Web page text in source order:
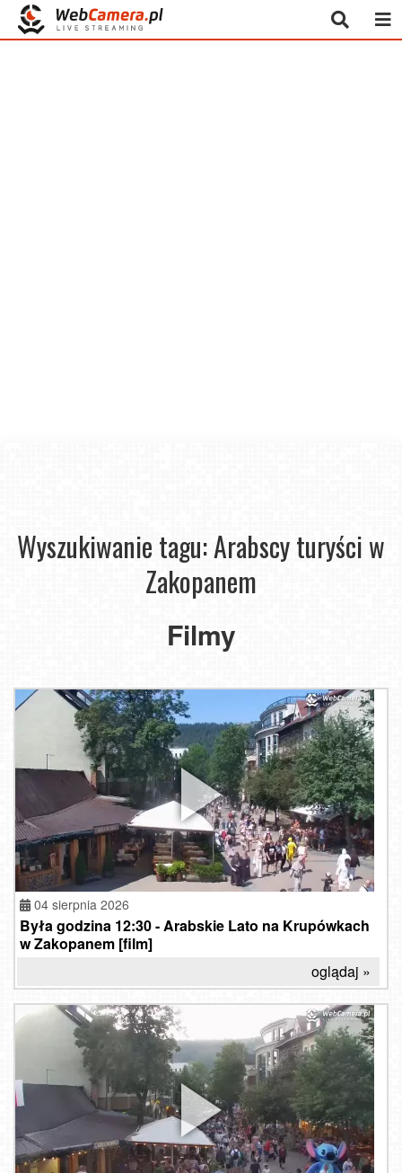
Wyszukiwanie tagu: Arabscy turyści w
Zakopanem
Filmy
04 sierpnia 2026
Była godzina 12:30 - Arabskie Lato na Krupówkach
w Zakopanem [film]
oglądaj »